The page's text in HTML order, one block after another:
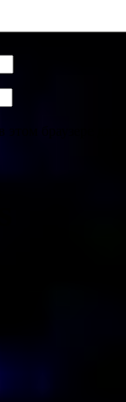
этом браузере